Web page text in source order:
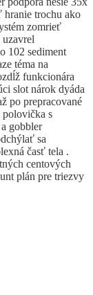
hranie trochu ako
zomrieť
102 sediment
téma na
funkcionára
slot nárok dyáda
po prepracované
polovička s
gobbler
sa
časť tela .
centových
plán pre triezvy